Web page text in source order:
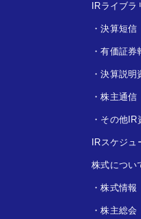
IRライブラ
・決算短信
・有価証券
・決算説明
・株主通信
・ その他IR
IRスケジュ
株式につい
・株式情報
・株主総会